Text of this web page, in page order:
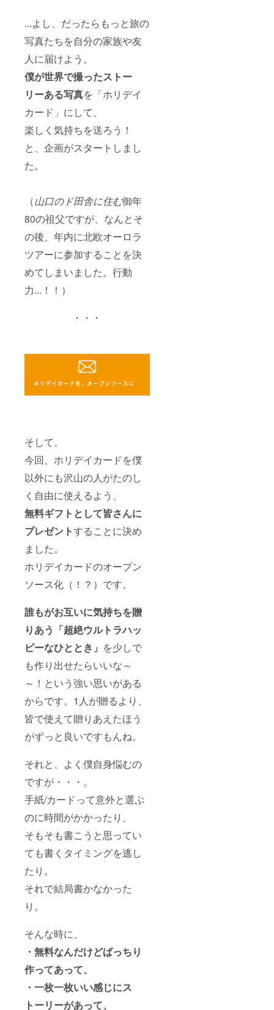
...よし、だったらもっと旅の
写真たちを自分の家族や友
人に届けよう。
僕が世界で撮ったストー
リーある写真を「ホリデイ
カード」にして、
楽しく気持ちを送ろう！
と、企画がスタートしまし
た。
（山口のド田舎に住む御年
80の祖父ですが、なんとそ
の後、年内に北欧オーロラ
ツアーに参加することを決
めてしまいました。行動
力...！！）
・・・
そして。
今回、ホリデイカードを僕
以外にも沢山の人がたのし
く自由に使えるよう、
無料ギフトとして皆さんに
プレゼントすることに決め
ました。
ホリデイカードのオープン
ソース化（！？）です。
誰もがお互いに気持ちを贈
りあう「超絶ウルトラハッ
ピーなひととき」 を少しで
も作り出せたらいいな～
～！という強い思いがある
からです。1人が贈るより、
皆で使えて贈りあえたほう
がずっと良いですもんね。
それと、よく僕自身悩むの
ですが・・・。
手紙/カードって意外と選ぶ
のに時間がかかったり、
そもそも書こうと思ってい
ても書くタイミングを逃し
たり。
それで結局書かなかった
り。
そんな時に、
・無料なんだけどばっちり
作ってあって、
・一枚一枚いい感じにス
トーリーがあって、